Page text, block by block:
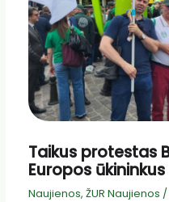
Taikus protestas
Europos ūkininkus
Naujienos, ŽUR Naujienos /